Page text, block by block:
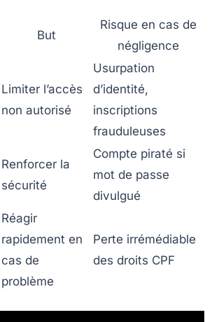
But
Risque en cas de
négligence
Limiter l’accès
non autorisé
Usurpation
d’identité,
inscriptions
frauduleuses
Renforcer la
sécurité
Compte piraté si
mot de passe
divulgué
Réagir
rapidement en
cas de
problème
Perte irrémédiable
des droits CPF